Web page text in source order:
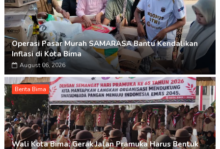
Operasi Pasar Murah SAMARASA Bantu Kendalikan
Inflasi di Kota Bima
August 06, 2026
Berita Bima
Wali Kota Bima: Gerak Jalan Pramuka Harus Bentuk